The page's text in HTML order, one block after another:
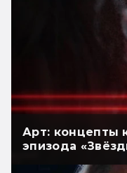
Арт: концепты
эпизода